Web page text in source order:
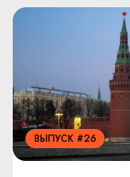
ВЫПУСК #26